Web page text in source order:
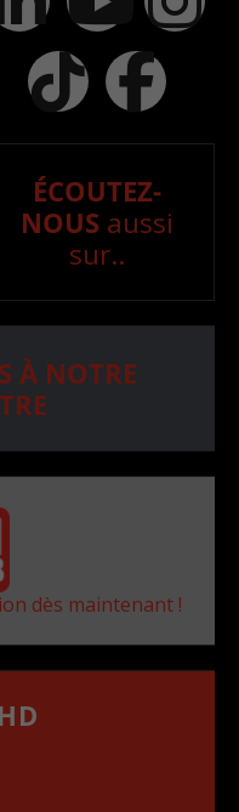
ÉCOUTEZ-
NOUS aussi
sur..
À NOTRE
dès maintenant !